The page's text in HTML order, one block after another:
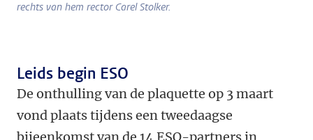
rechts van hem rector Carel Stolker.
Leids begin ESO
De onthulling van de plaquette op 3 maart
vond plaats tijdens een tweedaagse